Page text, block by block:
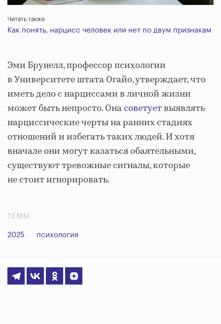
Читать также
Как понять, нарцисс человек или нет по двум признакам
Эми Брунелл, профессор психологии
в Университете штата Огайо, утверждает, что
иметь дело с нарциссами в личной жизни
может быть непросто. Онасоветуетвыявлять
нарциссические черты на ранних стадиях
отношений и избегать таких людей. И хотя
вначале они могут казаться обаятельными,
существуют тревожные сигналы, которые
не стоит игнорировать.
ТЕМЫ
2025 психология